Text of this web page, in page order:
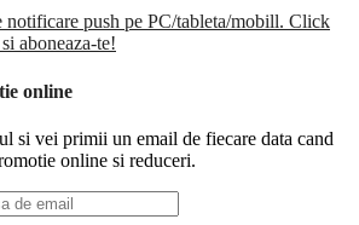
notificare push pe PC/tableta/mobill. Click
aboneaza-te!
online
si vei primii un email de fiecare data cand
online si reduceri.